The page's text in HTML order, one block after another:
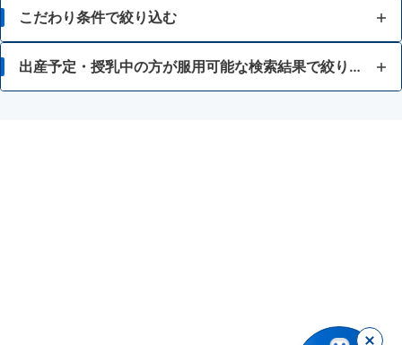
胃痛
胸焼け
はきけ・むかつき
こだわり条件で絞り込む
15歳未満 出産予定・授乳中の方が服用可能な検索結果で絞り込む